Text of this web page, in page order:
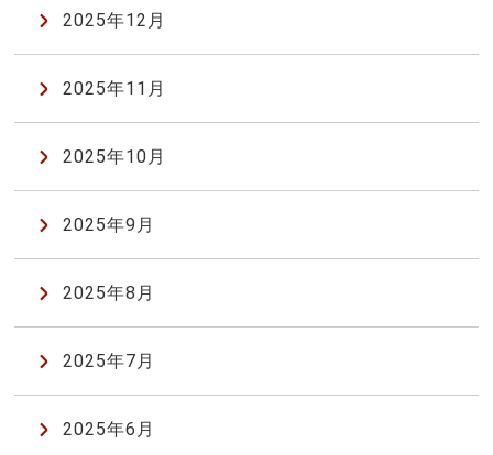
2025年12月
2025年11月
2025年10月
2025年9月
2025年8月
2025年7月
2025年6月